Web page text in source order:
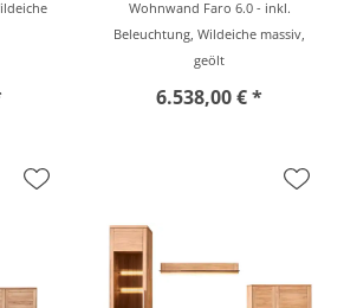
Wohnwand Faro 6.0 - inkl.
Beleuchtung, Wildeiche massiv,
geölt
6.538,00 € *